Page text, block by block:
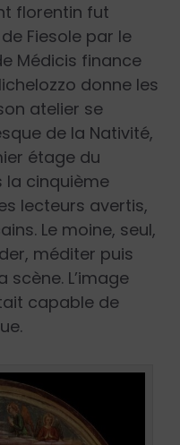
florentin fut
Fiesole par le
Médicis finance
donne les
atelier se
de la Nativité,
étage du
la cinquième
lecteurs avertis,
Le moine, seul,
méditer puis
L’image
capable de